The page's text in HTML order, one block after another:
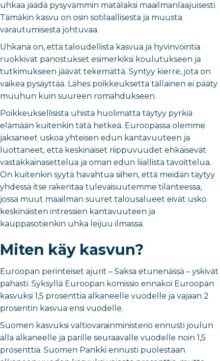
uhkaa jäädä pysyvämmin matalaksi maailmanlaajuisesti.
Tämäkin kasvu on osin sotilaallisesta ja muusta
varautumisesta johtuvaa.
Uhkana on, että taloudellista kasvua ja hyvinvointia
ruokkivat panostukset esimerkiksi koulutukseen ja
tutkimukseen jäävät tekemättä. Syntyy kierre, jota on
vaikea pysäyttää. Lähes poikkeuksetta tällainen ei pääty
muuhun kuin suureen romahdukseen.
Poikkeuksellisista uhista huolimatta täytyy pyrkiä
elämään kuitenkin tätä hetkeä. Euroopassa olemme
jaksaneet uskoa yhteisen edun kantavuuteen ja
luottaneet, että keskinäiset riippuvuudet ehkäisevät
vastakkainasettelua ja oman edun liiallista tavoittelua.
On kuitenkin syytä havahtua siihen, että meidän täytyy
yhdessä itse rakentaa tulevaisuutemme tilanteessa,
jossa muut maailman suuret talousalueet eivät usko
keskinäisten intressien kantavuuteen ja
kauppasotienkin uhka leijuu ilmassa.
Miten käy kasvun?
Euroopan perinteiset ajurit – Saksa etunenässä – yskivät
pahasti. Syksyllä Euroopan komissio ennakoi Euroopan
kasvuksi 1,5 prosenttia alkaneelle vuodelle ja vajaan 2
prosentin kasvua ensi vuodelle.
Suomen kasvuksi valtiovarainministeriö ennusti joulun
alla alkaneelle ja parille seuraavalle vuodelle noin 1,5
prosenttia. Suomen Pankki ennusti puolestaan